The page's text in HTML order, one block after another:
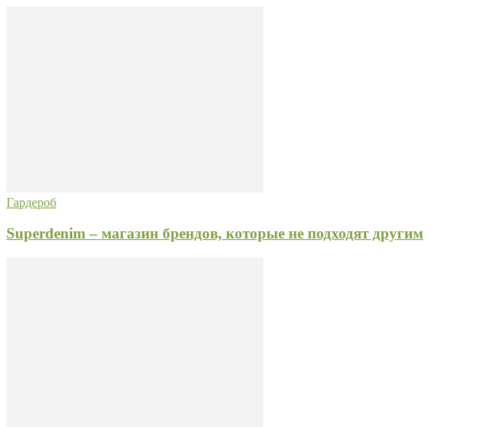
Гардероб
Superdenim – магазин брендов, которые не подходят другим